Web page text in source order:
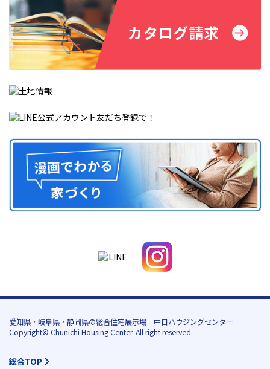
愛知県・岐阜県・静岡県の総合住宅展示場 中日ハウジングセンター
Copyright© Chunichi Housing Center. All right reserved.
総合TOP